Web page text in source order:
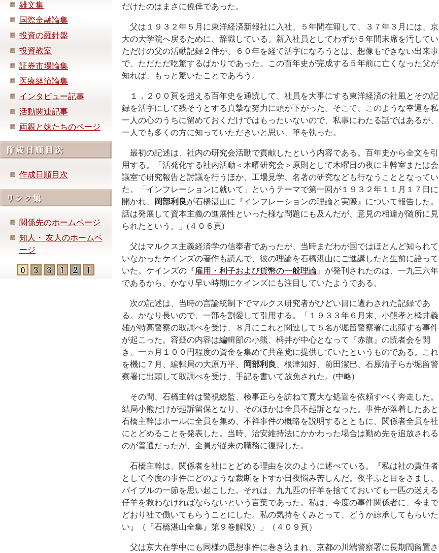
雑文集
国際金融論集
投資の羅針盤
投資教室
証券市場論集
医療経済論集
インタビュー記事
活動関連記事
両親と妹たちのページ
作成日順目次
関係先のホームページ
知人・ 友人のホームペ
ージ
だけたのはまさに僥倖であった。
父は１９３２年５月に東洋経済新報社に入社、５年間在籍して、３７年３月には、京
大の大学院へ戻るために、辞職している。新入社員としてわずか５年間末席を汚してい
ただけの父の活動記録２件が、６０年を経て活字になろうとは、想像もできない出来事
で、ただただ吃驚するばかりであった。この百年史が完成する５年前に亡くなった父が
知れば、もっと驚いたことであろう。
１，２００頁を超える百年史を通読して、社員を大事にする東洋経済の社風とその記
録を活字にして残そうとする真摯な努力に頭が下がった。そこで、このような幸運を私
一人の心のうちに留めておくだけではもったいないので、私事にわたる話ではあるが、
一人でも多くの方に知っていただきいと思い、筆を執った。
最初の記述は、社内の研究会活動で貢献したという内容である。百年史から全文を引
用する。「活発化する社内活動＜木曜研究会＞原則として木曜日の夜に主幹室または会
議室で研究報告と討議を行うほか、工場見学、名著の研究なども行なうこととなってい
た。「インフレーションに就いて」というテーマで第一回が１９３２年１１月１７日に
開かれ、
岡部利良が石橋湛山に『インフレーションの理論と実際』について報告した。
話は発展して資本主義の進展性といった様な問題にも及んだが、意見の相違が随所に見
られたという。」(４０６頁)
父はマルクス主義経済学の信奉者であったが、当時まだわが国ではほとんど知られて
いなかったケインズの著作も読んで、彼の理論を石橋湛山にご進講したと生前に語って
いた。ケインズの『雇用・利子および貨幣の一般理論 』が発刊されたのは、一九三六年
であるから、かなり早い時期にケインズにも注目していたようである。
次の記述は、当時の言論統制下でマルクス研究者がひどい目に遭わされた記録であ
る。かなり長いので、一部を割愛して引用する。「１９３３年６月末、小熊孝と栂井義
雄が特高警察の取調べを受け、８月にこれと関連して５名が堀留警察署に出頭する事件
が起こった。容疑の内容は編輯部の小熊、栂井が中心となって『赤旗』の読者会を開
き、一ヵ月１００円程度の資金を集めて共産党に提供していたというものである。これ
を機に７月、編輯局の大原万平、
岡部利良
、根津知好、前田潔巳、石原清子らが堀留警
察署に出頭して取調べを受け、手記を書いて放免された。(中略)
その間、石橋主幹は警視総監、検事正らを訪ねて寛大な処置を依頼すべく奔走した。
結局小熊だけが起訴留保となり、そのほかは全員不起訴となった。事件が落着したあと
石橋主幹はホールに全員を集め、不祥事件の概略を説明するとともに、関係者全員を社
にとどめることを発表した。当時、治安維持法にかかわった場合は勤め先を追放される
のが普通だったが、全員が従来の職務に復帰した。
石橋主幹は、関係者を社にとどめる理由を次のように述べている。『私は社の責任者
として今度の事件にどのような裁断を下すか日夜悩み苦しんだ。夜半ふと目をさまし、
バイブルの一節を思い起こした。それは、九九匹の仔羊を捨てておいても一匹の迷える
仔羊を救わなければならないという言葉であった。私は、今度の事件関係者に、今まで
どおり社で働いてもらうことにした。私の気持をくみとって、どうか諒承してもらいた
い』（『石橋湛山全集』第９巻解説）」（４０９頁）
父は京大在学中にも同様の思想事件に巻き込まれ、京都の川端警察署に長期間留置さ